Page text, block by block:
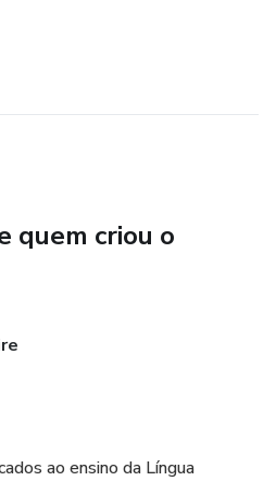
quem criou o
ao ensino da Língua